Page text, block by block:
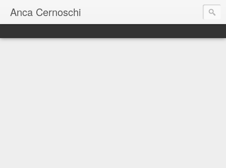
Anca Cernoschi